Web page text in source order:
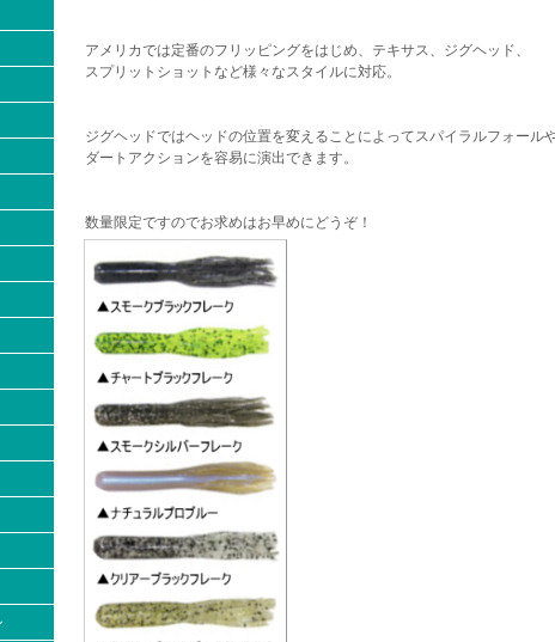
アメリカでは定番のフリッピングをはじめ、テキサス、ジグヘッド、
スプリットショットなど様々なスタイルに対応。
ジグヘッドではヘッドの位置を変えることによってスパイラルフォール
ダートアクションを容易に演出できます。
数量限定ですのでお求めはお早めにどうぞ！